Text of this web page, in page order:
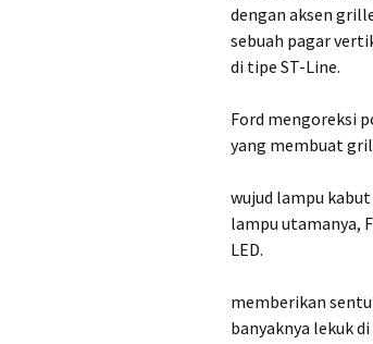
dengan aksen
sebuah pagar
di tipe ST-Line.
Ford mengoreksi
yang membuat
wujud lampu
lampu utamanya,
LED.
memberikan
banyaknya lekuk